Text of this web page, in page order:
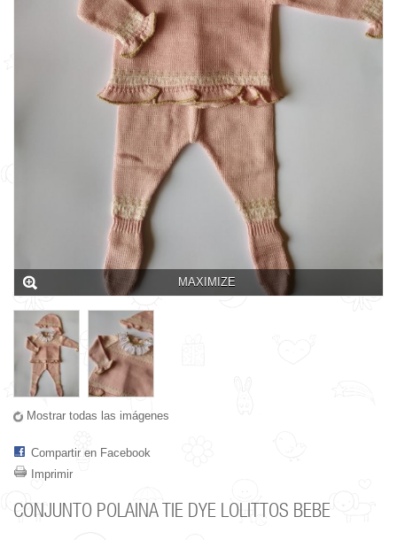
MAXIMIZE
Mostrar todas las imágenes
Compartir en Facebook
Imprimir
CONJUNTO POLAINA TIE DYE LOLITTOS BEBE